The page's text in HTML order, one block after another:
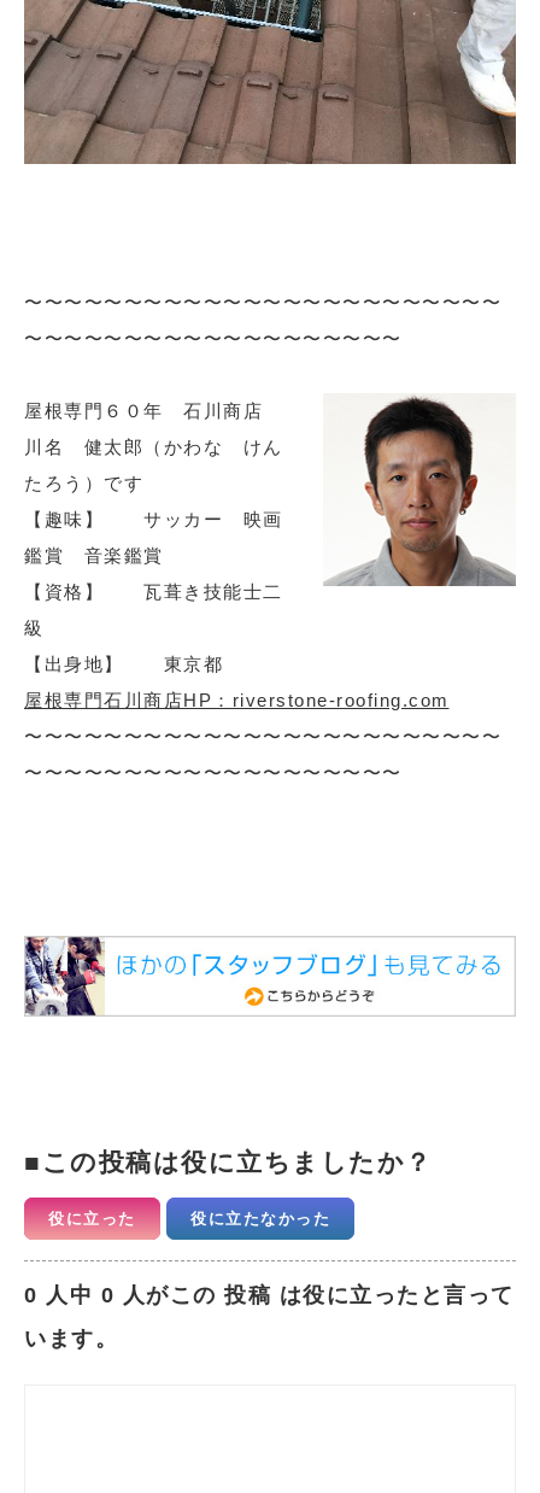
〜〜〜〜〜〜〜〜〜〜〜〜〜〜〜〜〜〜〜〜〜〜〜〜
〜〜〜〜〜〜〜〜〜〜〜〜〜〜〜〜〜〜〜
屋根専門６０年 石川商店
川名 健太郎（かわな けん
たろう）です
【趣味】 サッカー 映画
鑑賞 音楽鑑賞
【資格】 瓦葺き技能士二
級
【出身地】 東京都
屋根専門石川商店HP：riverstone-roofing.com
〜〜〜〜〜〜〜〜〜〜〜〜〜〜〜〜〜〜〜〜〜〜〜〜
〜〜〜〜〜〜〜〜〜〜〜〜〜〜〜〜〜〜〜
この投稿は役に立ちましたか？
役に立った 役に立たなかった
0 人中 0 人がこの 投稿 は役に立ったと言って
います。